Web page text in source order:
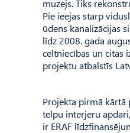
muzejs. Tiks
Pie ieejas starp
ūdens kanalizācijas
līdz 2008. gada
celtniecības un citas
projektu atbalstīs
Projekta pirmā kārtā
telpu interjeru
ir ERAF